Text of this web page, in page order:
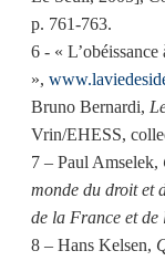
p. 761-763.
6 - «
»,
Bruno Bernardi,
Vrin/EHESS,
7 – Paul Amselek,
monde du droit et
de la France et de
8 – Hans Kelsen,